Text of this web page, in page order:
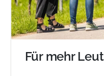
Für mehr